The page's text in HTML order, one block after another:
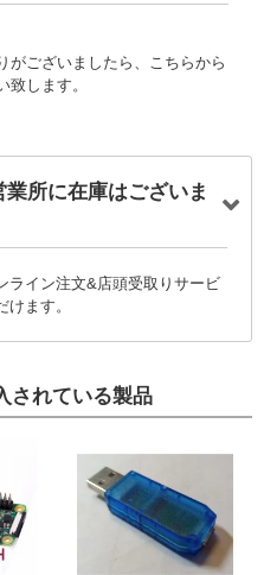
がございましたら、こちらから
致します。
所に在庫はございま
ライン注文&店頭受取りサービ
けます。
されている製品